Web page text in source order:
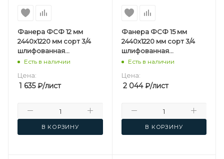
Фанера ФСФ 12 мм
2440х1220 мм сорт 3/4
шлифованная
березовая
Есть в наличии
Цена:
1 635₽/лист
В КОРЗИНУ
Фанера ФСФ 15 мм
2440х1220 мм сорт 3/4
шлифованная
березовая
Есть в наличии
Цена:
2 044₽/лист
В КОРЗИНУ